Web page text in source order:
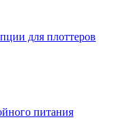
для плоттеров
питания